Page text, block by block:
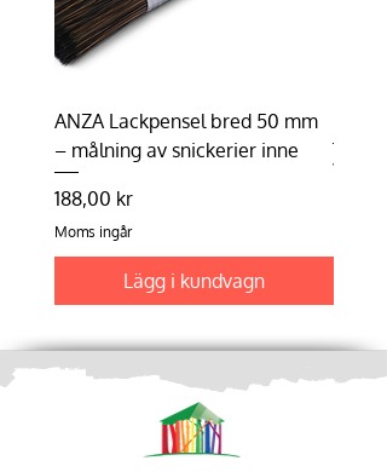
ANZA Lackpensel bred 50 mm
– målning av snickerier inne
Pris
188,00 kr
Moms ingår
Lägg i kundvagn
Pris
198,75